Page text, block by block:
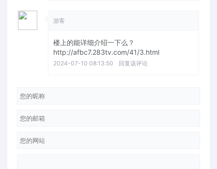
游客
楼上的能详细介绍一下么？
http://afbc7.283tv.com/41/3.html
2024-07-10 08:13:50 回复该评论